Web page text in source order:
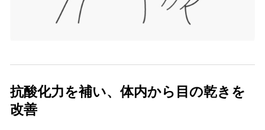
抗酸化力を補い、体内から目の乾きを
改善